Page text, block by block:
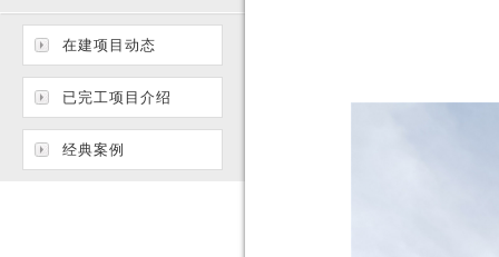
在建项目动态
已完工项目介绍
经典案例